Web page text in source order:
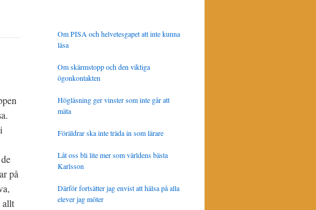
på
allt
Om PISA och helvetesgapet att inte kunna
läsa
Om skärmstopp och den viktiga
ögonkontakten
Högläsning ger vinster som inte går att
mäta
Föräldrar ska inte träda in som lärare
Låt oss bli lite mer som världens bästa
Karlsson
Därför fortsätter jag envist att hälsa på alla
elever jag möter